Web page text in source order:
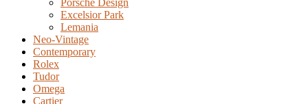
Porsche Design
Excelsior Park
Lemania
Neo-Vintage
Contemporary
Rolex
Tudor
Omega
Cartier